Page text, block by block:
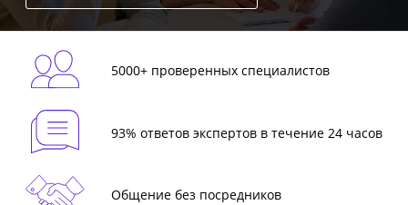
5000+ проверенных специалистов
93% ответов экспертов в течение 24 часов
Общение без посредников